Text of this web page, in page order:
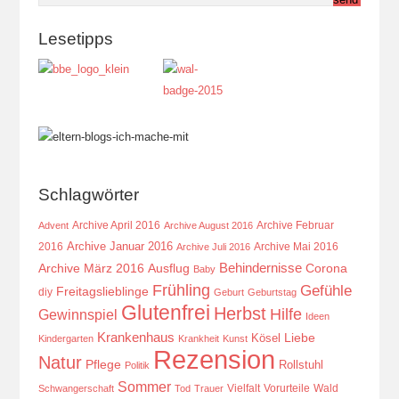
Lesetipps
Schlagwörter
Advent Archive April 2016 Archive August 2016 Archive Februar
2016 Archive Januar 2016 Archive Juli 2016 Archive Mai 2016
Archive März 2016 Ausflug Baby Behindernisse Corona
diy Freitagslieblinge Frühling Geburt Geburtstag Gefühle
Gewinnspiel Glutenfrei Herbst Hilfe Ideen
Kindergarten Krankenhaus Krankheit Kunst Kösel Liebe
Natur Pflege Politik Rezension Rollstuhl
Schwangerschaft Sommer Tod Trauer Vielfalt Vorurteile Wald